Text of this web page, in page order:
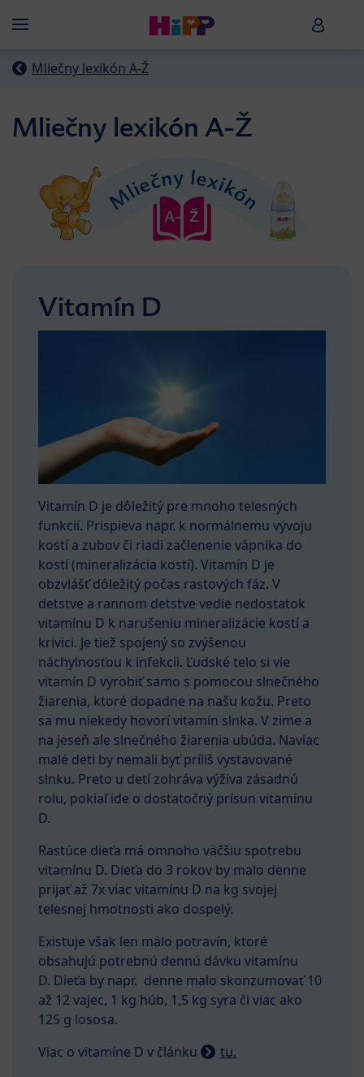
Menü HiPP
Mliečny lexikón A-Ž
Mliečny lexikón A-Ž
Vitamín D
Vitamín D je dôležitý pre mnoho telesných
funkcií. Prispieva napr. k normálnemu vývoju
kostí a zubov či riadi začlenenie vápnika do
kostí (mineralizácia kostí). Vitamín D je
obzvlášť dôležitý počas rastových fáz. V
detstve a rannom detstve vedie nedostatok
vitamínu D k narušeniu mineralizácie kostí a
krivici. Je tiež spojený so zvýšenou
náchylnosťou k infekcii. Ľudské telo si vie
vitamín D vyrobiť samo s pomocou slnečného
žiarenia, ktoré dopadne na našu kožu. Preto
sa mu niekedy hovorí vitamín slnka. V zime a
na jeseň ale slnečného žiarenia ubúda. Naviac
malé deti by nemali byť príliš vystavované
slnku. Preto u detí zohráva výživa zásadnú
rolu, pokiaľ ide o dostatočný prísun vitamínu
D.
Rastúce dieťa má omnoho väčšiu spotrebu
vitamínu D. Dieťa do 3 rokov by malo denne
prijať až 7x viac vitamínu D na kg svojej
telesnej hmotnosti ako dospelý.
Existuje však len málo potravín, ktoré
obsahujú potrebnú dennú dávku vitamínu
D. Dieťa by napr. denne malo skonzumovať 10
až 12 vajec, 1 kg húb, 1,5 kg syra či viac ako
125 g lososa.
Viac o vitamíne D v článku
tu.